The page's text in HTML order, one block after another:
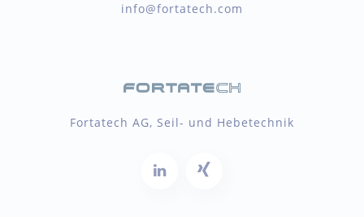
info@fortatech.com
Fortatech AG, Seil- und Hebetechnik